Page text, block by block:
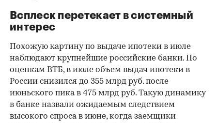
Всплеск перетекает в системный
интерес
Похожую картину по выдаче ипотеки в июле
наблюдают крупнейшие российские банки. По
оценкам ВТБ, в июле объем выдач ипотеки в
России снизился до 355 млрд руб. после
июньского пика в 475 млрд руб. Такую динамику
в банке назвали ожидаемым следствием
высокого спроса в июне, когда заемщики